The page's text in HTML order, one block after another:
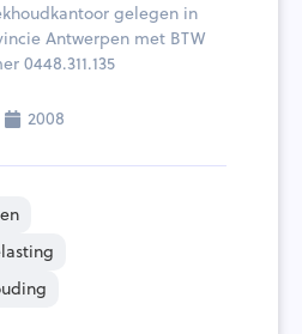
gelegen in
Antwerpen met BTW
0448.311.135
2008